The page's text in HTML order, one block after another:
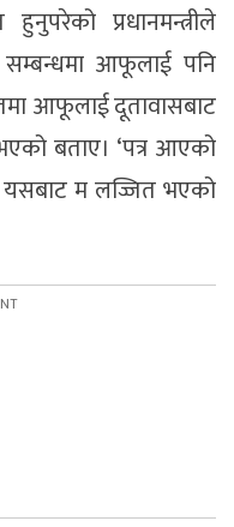
प्रधानमन्त्रीले
आफूलाई पनि
आफूलाई दूतावासबाट
बताए। ‘पत्र आएको
म लज्जित भएको